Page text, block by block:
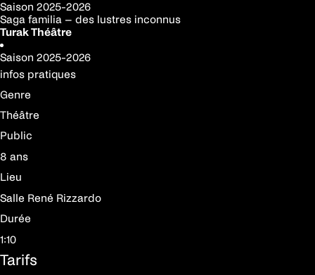
Saison 2025-2026
Saga familia – des lustres inconnus
Turak Théâtre
Saison 2025-2026
infos pratiques
Genre
Théâtre
Public
8 ans
Lieu
Salle René Rizzardo
Durée
1:10
Tarifs